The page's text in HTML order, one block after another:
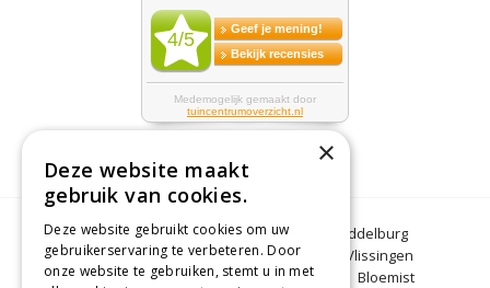
Bloemen Middelburg
Dierenwinkel Middelburg
Kerstbomen Middelburg
Tuincentrum Vlissingen
Tuincentrum Zeeland
Gartencenter Bloemist
×
Deze website maakt
gebruik van cookies.
Deze website gebruikt cookies om uw
gebruikerservaring te verbeteren. Door
onze website te gebruiken, stemt u in met